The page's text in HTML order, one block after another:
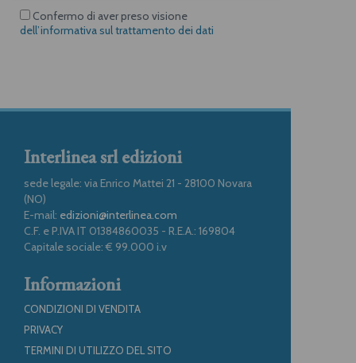
Confermo di aver preso visione
dell’informativa sul trattamento dei dati
Interlinea srl edizioni
sede legale: via Enrico Mattei 21 - 28100 Novara
(NO)
E-mail: edizioni@interlinea.com
C.F. e P.IVA IT 01384860035 - R.E.A.: 169804
Capitale sociale: € 99.000 i.v
Informazioni
CONDIZIONI DI VENDITA
PRIVACY
TERMINI DI UTILIZZO DEL SITO